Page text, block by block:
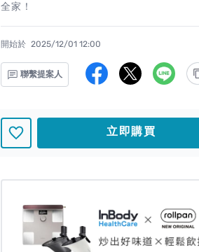
全家！
開始於 2025/12/01 12:00
聯繫提案人
立即購買